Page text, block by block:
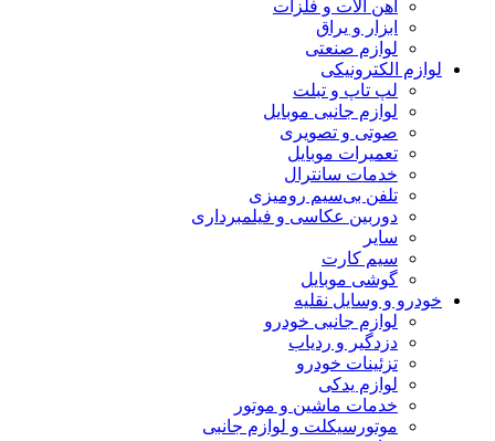
آهن آلات و فلزات
ابزار و یراق
لوازم صنعتی
لوازم الکترونیکی
لپ تاپ و تبلت
لوازم جانبی موبایل
صوتی و تصویری
تعمیرات موبایل
خدمات سانترال
تلفن بی‌سیم رومیزی
دوربین عکاسی و فیلمبرداری
سایر
سیم کارت
گوشی موبایل
خودرو و وسایل نقلیه
لوازم جانبی خودرو
دزدگیر و ردیاب
تزئینات خودرو
لوازم یدکی
خدمات ماشین و موتور
موتورسیکلت و لوازم جانبی